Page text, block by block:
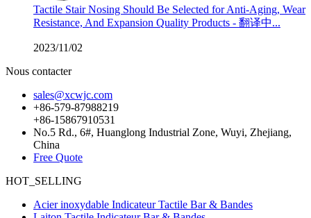
Tactile Stair Nosing Should Be Selected for Anti-Aging, Wear
Resistance, And Expansion Quality Products - 翻译中...
2023/11/02
Nous contacter
sales@xcwjc.com
+86-579-87988219
+86-15867910531
No.5 Rd., 6#, Huanglong Industrial Zone, Wuyi, Zhejiang,
China
Free Quote
HOT_SELLING
Acier inoxydable Indicateur Tactile Bar & Bandes